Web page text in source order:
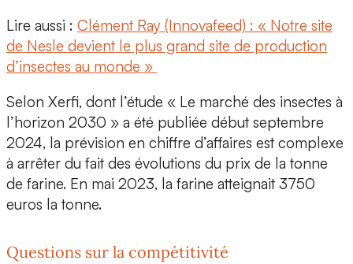
Lire aussi : Clément Ray (Innovafeed) : « Notre site
de Nesle devient le plus grand site de production
d’insectes au monde »
Selon Xerfi, dont l’étude « Le marché des insectes à
l’horizon 2030 » a été publiée début septembre
2024, la prévision en chiffre d’affaires est complexe
à arrêter du fait des évolutions du prix de la tonne
de farine. En mai 2023, la farine atteignait 3750
euros la tonne.
Questions sur la compétitivité